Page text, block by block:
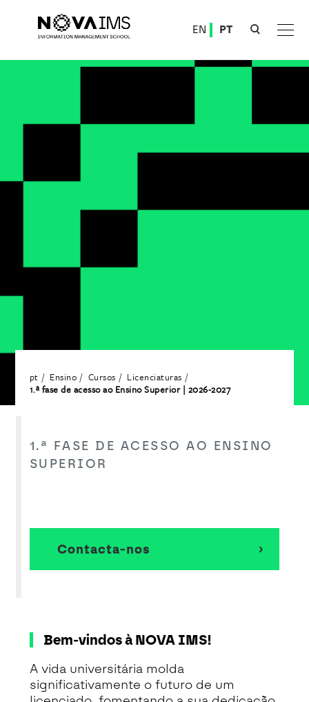
EN PT
1.ª fase de acesso ao Ensino Superior | 2026-2027
pt Ensino Cursos
Licenciaturas
1.ª fase de acesso ao Ensino Superior | 2026-2027
1.ª FASE DE ACESSO AO ENSINO
SUPERIOR
Contacta-nos
Bem-vindos à NOVA IMS!
A vida universitária molda
significativamente o futuro de um